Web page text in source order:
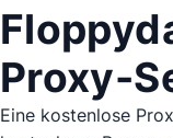
Proxy-
Eine kostenlose